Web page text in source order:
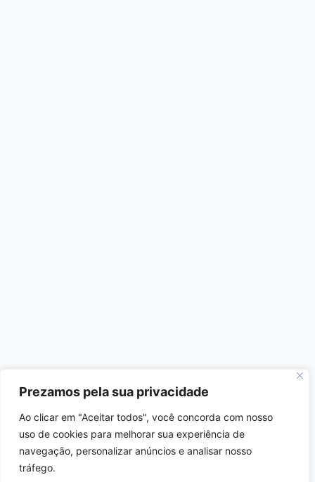
Prezamos pela sua privacidade
Ao clicar em "Aceitar todos", você concorda com nosso
uso de cookies para melhorar sua experiência de
navegação, personalizar anúncios e analisar nosso
tráfego.